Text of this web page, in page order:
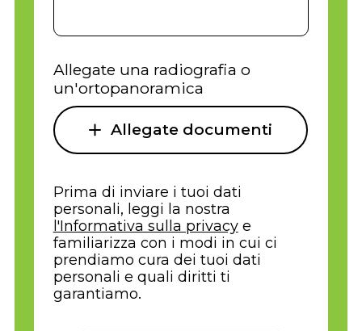
Allegate una radiografia o
un'ortopanoramica
Allegate documenti
Prima di inviare i tuoi dati
personali, leggi la nostra
l'Informativa sulla privacye
familiarizza con i modi in cui ci
prendiamo cura dei tuoi dati
personali e quali diritti ti
garantiamo.